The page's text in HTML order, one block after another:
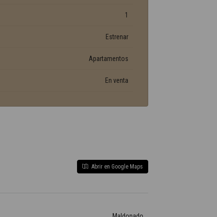
1
Estrenar
Apartamentos
En venta
Abrir en Google Maps